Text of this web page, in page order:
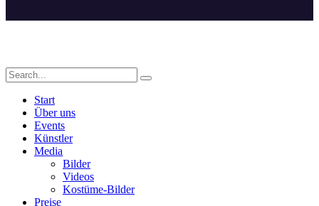
Start
Über uns
Events
Künstler
Media
Bilder
Videos
Kostüme-Bilder
Preise